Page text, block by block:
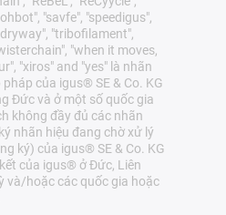
"savfe", "speedigus",
"tribofilament",
"when it moves,
"xiros" and "yes" là nhãn
của igus® SE & Co. KG
Đức và ở một số quốc gia
không đầy đủ các nhãn
nhãn hiệu đang chờ xử lý
ký) của igus® SE & Co. KG
của igus® ở Đức, Liên
và/hoặc các quốc gia hoặc